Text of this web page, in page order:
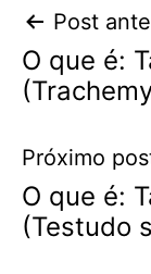
de
Post
Post
O que é:
Próximo
O que é:
(Testudo